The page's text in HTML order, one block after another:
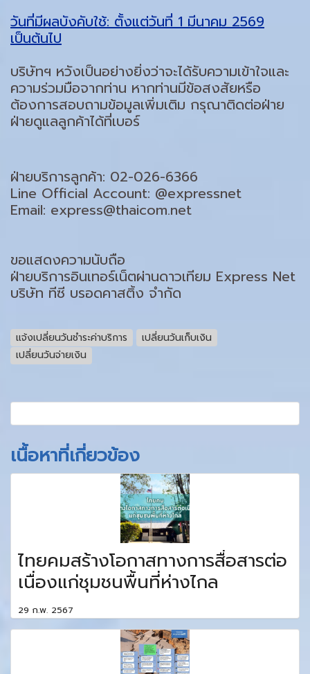
วันที่มีผลบังคับใช้: ตั้งแต่วันที่ 1 มีนาคม 2569
เป็นต้นไป
บริษัทฯ หวังเป็นอย่างยิ่งว่าจะได้รับความเข้าใจและ
ความร่วมมือจากท่าน หากท่านมีข้อสงสัยหรือ
ต้องการสอบถามข้อมูลเพิ่มเติม กรุณาติดต่อฝ่าย
ฝ่ายดูแลลูกค้าได้ที่เบอร์
ฝ่ายบริการลูกค้า: 02-026-6366
Line Official Account: @expressnet
Email: express@thaicom.net
ขอแสดงความนับถือ
ฝ่ายบริการอินเทอร์เน็ตผ่านดาวเทียม Express Net
บริษัท ทีซี บรอดคาสติ้ง จำกัด
แจ้งเปลี่ยนวันชำระค่าบริการ
เปลี่ยนวันเก็บเงิน
เปลี่ยนวันจ่ายเงิน
เนื้อหาที่เกี่ยวข้อง
ไทยคมสร้างโอกาสทางการสื่อสารต่อ
เนื่องแก่ชุมชนพื้นที่ห่างไกล
29 ก.พ. 2567